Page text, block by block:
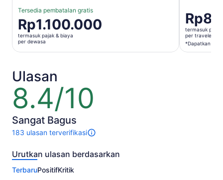
Tersedia pembatalan gratis
Harga
Rp1.100.000
per
dewasa
Rp1.100.000
termasuk pajak & biaya
per dewasa
Harga
per
traveler*
termasuk pajak
per traveler*
*Dapatkan
Ulasan
8.4/10
8.4
dari
10
Sangat Bagus
183 ulasan terverifikasi
183
untuk
ini.
Urutkan ulasan berdasarkan
TerbaruPositifKritik